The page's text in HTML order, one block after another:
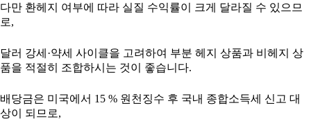
다만 환헤지 여부에 따라 실질 수익률이 크게 달라질 수 있으므
로,
달러 강세·약세 사이클을 고려하여 부분 헤지 상품과 비헤지 상
품을 적절히 조합하시는 것이 좋습니다.
배당금은 미국에서 15 % 원천징수 후 국내 종합소득세 신고 대
상이 되므로,